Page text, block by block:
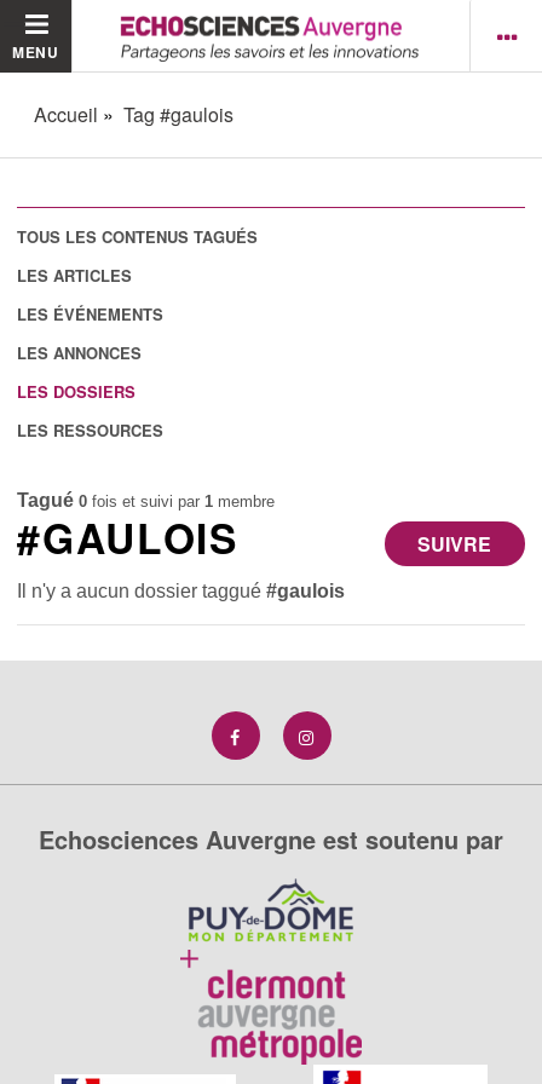
MENU
Accueil Tag #gaulois
TOUS LES CONTENUS TAGUÉS
LES ARTICLES
LES ÉVÉNEMENTS
LES ANNONCES
LES DOSSIERS
LES RESSOURCES
Tagué 0 fois et suivi par 1 membre
SUIVRE
#GAULOIS
Il n'y a aucun dossier taggué#gaulois
Echosciences Auvergne est soutenu par